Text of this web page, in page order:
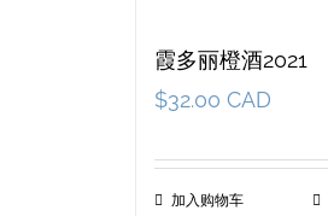
霞多丽橙酒2021
$32.00 CAD
加入购物车